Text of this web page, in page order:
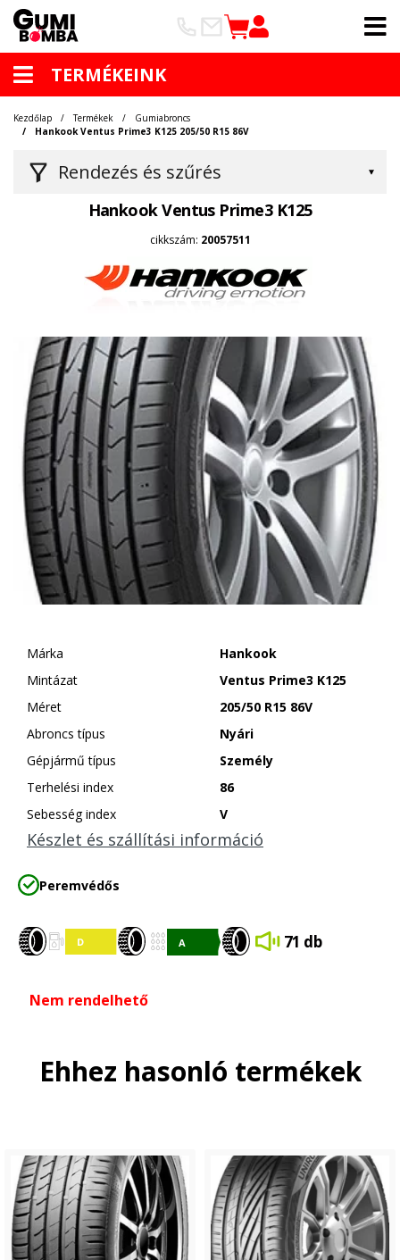
TERMÉKEINK
Rendezés és szűrés
Kezdőlap Termékek
Gumiabroncs
Hankook Ventus Prime3 K125 205/50 R15 86V
Hankook Ventus Prime3 K125
cikkszám: 20057511
Márka
Hankook
Mintázat
Ventus Prime3 K125
Méret
205/50 R15 86V
Abroncs típus
Nyári
Gépjármű típus
Személy
Terhelési index
86
Sebesség index
V
Készlet és szállítási információ
Peremvédős
71 db
Nem rendelhető
Ehhez hasonló termékek